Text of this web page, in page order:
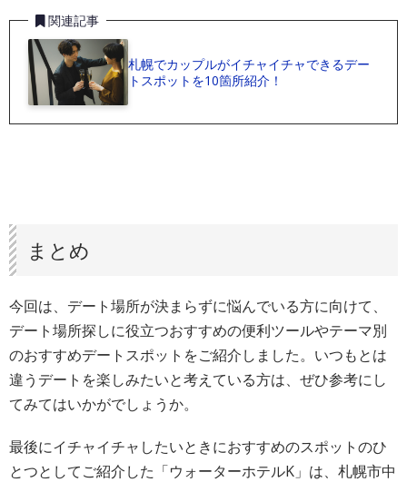
関連記事
札幌でカップルがイチャイチャできるデー
トスポットを10箇所紹介！
まとめ
今回は、デート場所が決まらずに悩んでいる方に向けて、
デート場所探しに役立つおすすめの便利ツールやテーマ別
のおすすめデートスポットをご紹介しました。いつもとは
違うデートを楽しみたいと考えている方は、ぜひ参考にし
てみてはいかがでしょうか。
最後にイチャイチャしたいときにおすすめのスポットのひ
とつとしてご紹介した「ウォーターホテルK」は、札幌市中